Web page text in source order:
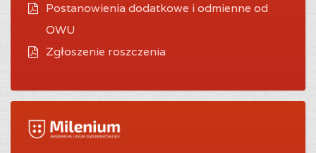
Postanowienia dodatkowe i odmienne od
OWU
Zgłoszenie roszczenia